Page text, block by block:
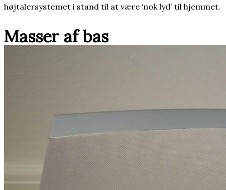
højtalersystemet i stand til at være ‘nok lyd’ til hjemmet.
Masser af bas